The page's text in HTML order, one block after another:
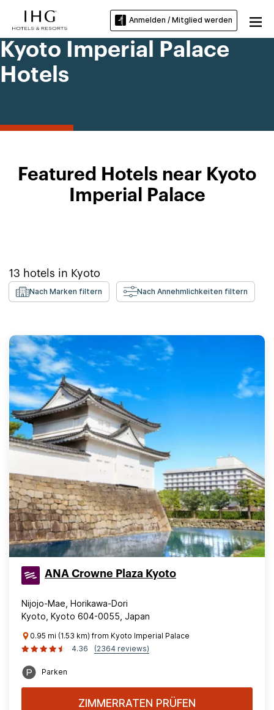
Anmelden / Mitglied werden
Kyoto Imperial Palace
Hotels
Featured Hotels near Kyoto
Imperial Palace
13 hotels in Kyoto
Nach Marken filtern Nach Annehmlichkeiten filtern
ANA Crowne Plaza Kyoto
Nijojo-Mae, Horikawa-Dori
Kyoto, Kyoto 604-0055, Japan
0.95 mi (1.53 km) from Kyoto Imperial Palace
4.36
(2364 reviews)
Parken
ZIMMERRATEN PRÜFEN